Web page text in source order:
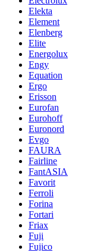
Elekta
Element
Elenberg
Elite
Energolux
Engy
Equation
Ergo
Erisson
Eurofan
Eurohoff
Euronord
Evgo
FAURA
Fairline
FantASIA
Favorit
Ferroli
Forina
Fortari
Friax
Fuji
Fujico